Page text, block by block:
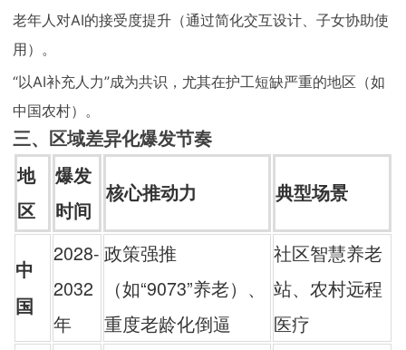
老年人对AI的接受度提升（通过简化交互设计、子女协助使
用）。
“以AI补充人力”成为共识，尤其在护工短缺严重的地区（如
中国农村）。
三、区域差异化爆发节奏
地
区
爆发
时间
核心推动力 典型场景
中
国
2028-
2032
年
政策强推
（如“9073”养老）、
重度老龄化倒逼
社区智慧养老
站、农村远程
医疗